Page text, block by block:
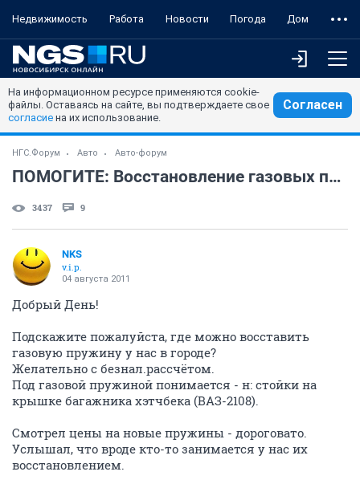
Недвижимость Работа Новости Погода Дом
На информационном ресурсе применяются cookie-
файлы. Оставаясь на сайте, вы подтверждаете свое
согласие на их использование.
Согласен
НГС.Форум Авто Авто-форум
ПОМОГИТЕ: Восстановление газовых пружин, где?
3437 9
NKS
v.i.p.
04 августа 2011
Добрый День!
Подскажите пожалуйста, где можно восставить
газовую пружину у нас в городе?
Желательно с безнал.рассчётом.
Под газовой пружиной понимается - н: стойки на
крышке багажника хэтчбека (ВАЗ-2108).
Смотрел цены на новые пружины - дороговато.
Услышал, что вроде кто-то занимается у нас их
восстановлением.